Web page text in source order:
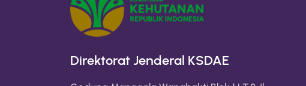
Direktorat Jenderal KSDAE